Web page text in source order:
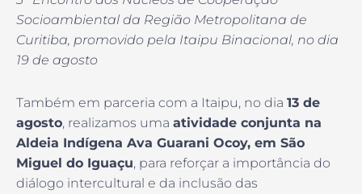
Socioambiental da Região Metropolitana de
Curitiba, promovido pela Itaipu Binacional, no dia
19 de agosto
Também em parceria com a Itaipu, no dia 13 de
agosto, realizamos uma atividade conjunta na
Aldeia Indígena Ava Guarani Ocoy, em São
Miguel do Iguaçu, para reforçar a importância do
diálogo intercultural e da inclusão das